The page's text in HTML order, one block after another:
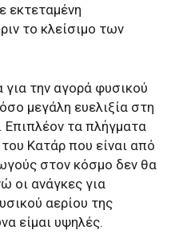
εκτεταμένη
το κλείσιμο των
για την αγορά φυσικού
μεγάλη ευελιξία στη
τα πλήγματα
Κατάρ που είναι από
στον κόσμο δεν θα
οι ανάγκες για
αερίου της
είμαι υψηλές.